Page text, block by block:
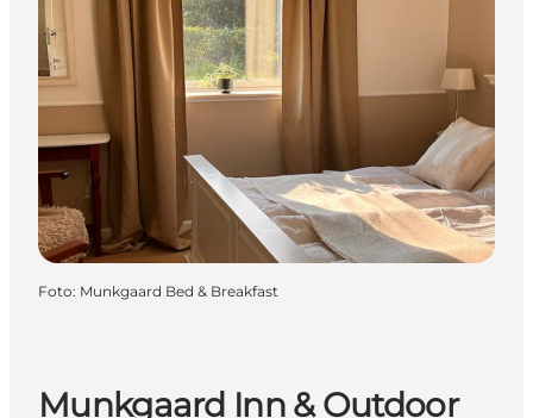
Foto: Munkgaard Bed & Breakfast
Munkgaard Inn & Outdoor